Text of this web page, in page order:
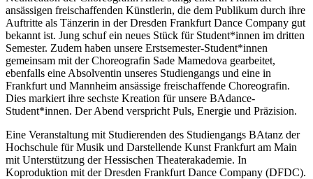
ansässigen freischaffenden Künstlerin, die dem Publikum durch ihre
Auftritte als Tänzerin in der Dresden Frankfurt Dance Company gut
bekannt ist. Jung schuf ein neues Stück für Student*innen im dritten
Semester. Zudem haben unsere Erstsemester-Student*innen
gemeinsam mit der Choreografin Sade Mamedova gearbeitet,
ebenfalls eine Absolventin unseres Studiengangs und eine in
Frankfurt und Mannheim ansässige freischaffende Choreografin.
Dies markiert ihre sechste Kreation für unsere BAdance-
Student*innen. Der Abend verspricht Puls, Energie und Präzision.
Eine Veranstaltung mit Studierenden des Studiengangs BAtanz der
Hochschule für Musik und Darstellende Kunst Frankfurt am Main
mit Unterstützung der Hessischen Theaterakademie. In
Koproduktion mit der Dresden Frankfurt Dance Company (DFDC).